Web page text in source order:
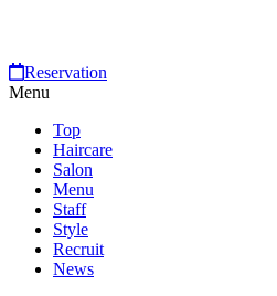
Reservation
Menu
Top
Haircare
Salon
Menu
Staff
Style
Recruit
News